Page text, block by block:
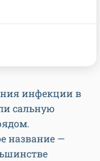
инфекции в
сальную
название —